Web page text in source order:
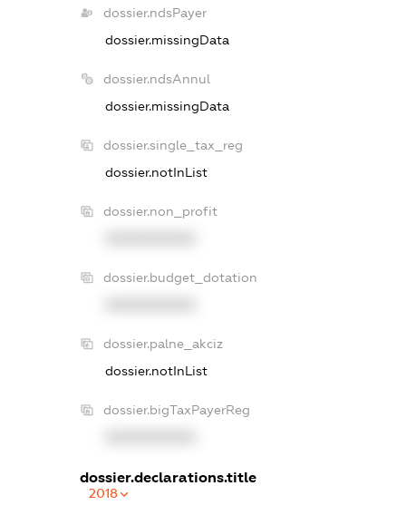
dossier.ndsPayer
dossier.missingData
dossier.ndsAnnul
dossier.missingData
dossier.single_tax_reg
dossier.notInList
dossier.non_profit
dossier.budget_dotation
dossier.palne_akciz
dossier.notInList
dossier.bigTaxPayerReg
dossier.declarations.title
2018